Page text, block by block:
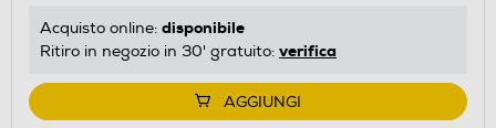
Acquisto online: disponibile
Ritiro in negozio in 30' gratuito: verifica
AGGIUNGI